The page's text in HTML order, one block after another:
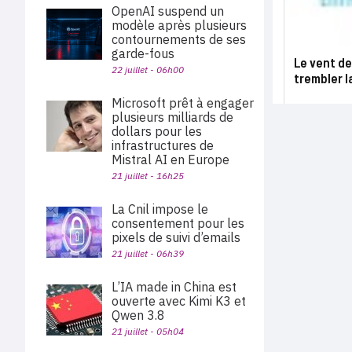
Le vent
trembler
OpenAI suspend un
modèle après plusieurs
contournements de ses
garde-fous
22 juillet - 06h00
Microsoft prêt à engager
plusieurs milliards de
dollars pour les
infrastructures de
Mistral AI en Europe
21 juillet - 16h25
La Cnil impose le
consentement pour les
pixels de suivi d’emails
21 juillet - 06h39
L’IA made in China est
ouverte avec Kimi K3 et
Qwen 3.8
21 juillet - 05h04